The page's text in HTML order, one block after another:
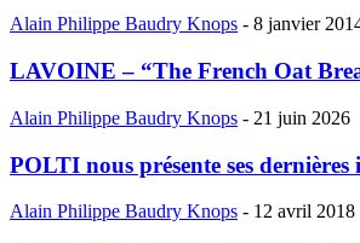
Alain Philippe Baudry Knops - 8 janvier
LAVOINE – “The French Oat
Alain Philippe Baudry Knops - 21 juin 2026
POLTI nous présente ses
Alain Philippe Baudry Knops - 12 avril 2018